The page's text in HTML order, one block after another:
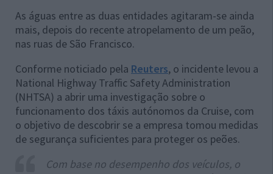
As águas entre as duas entidades agitaram-se ainda
mais, depois do recente atropelamento de um peão,
nas ruas de São Francisco.
Conforme noticiado pela Reuters, o incidente levou a
National Highway Traffic Safety Administration
(NHTSA) a abrir uma investigação sobre o
funcionamento dos táxis autónomos da Cruise, com
o objetivo de descobrir se a empresa tomou medidas
de segurança suficientes para proteger os peões.
Com base no desempenho dos veículos, o